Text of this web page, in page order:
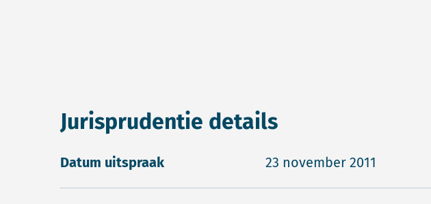
Jurisprudentie details
Datum uitspraak 23 november 2011